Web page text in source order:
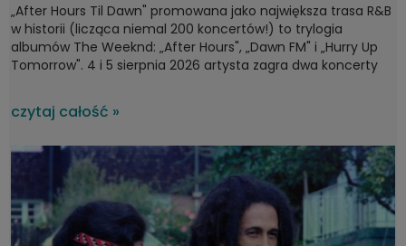
„After Hours Til Dawn" promowana jako największa trasa R&B
w historii (licząca niemal 200 koncertów!) to trylogia
albumów The Weeknd: „After Hours", „Dawn FM" i „Hurry Up
Tomorrow". 4 i 5 sierpnia 2026 artysta zagra dwa koncerty
Sztokholmu, Londynu, Dublina i Madrytu. Wyprzedane bilety
jedynie potwierdzają, że pochodzący z Kanady Abel Tesfaye
czytaj całość »